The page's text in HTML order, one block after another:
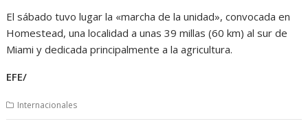
El sábado tuvo lugar la «marcha de la unidad», convocada en
Homestead, una localidad a unas 39 millas (60 km) al sur de
Miami y dedicada principalmente a la agricultura.
EFE/
Internacionales